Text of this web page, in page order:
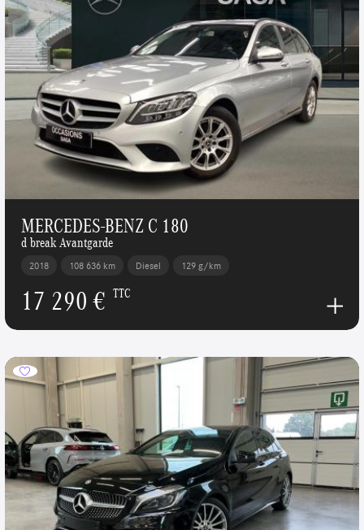
MERCEDES-BENZ C 180
d break Avantgarde
2018 108 636 km Diesel 129 g/km
17 290 € TTC